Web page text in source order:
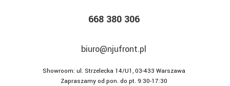
668 380 306
biuro@njufront.pl
Showroom: ul. Strzelecka 14/U1, 03-433 Warszawa
Zapraszamy od pon. do pt. 9:30-17:30